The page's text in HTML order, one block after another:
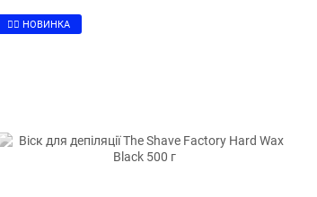
👉🏻 НОВИНКА